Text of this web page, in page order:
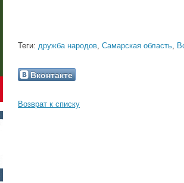
Теги: дружба народов, Самарская область,
Вконтакте
Возврат к списку